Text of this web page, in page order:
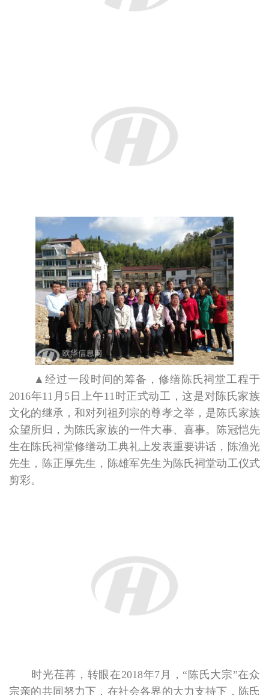
▲经过一段时间的筹备，修缮陈氏祠堂工程于
2016年11月5日上午11时正式动工，这是对陈氏家族
文化的继承，和对列祖列宗的尊孝之举，是陈氏家族
众望所归，为陈氏家族的一件大事、喜事。陈冠恺先
生在陈氏祠堂修缮动工典礼上发表重要讲话，陈渔光
先生，陈正厚先生，陈雄军先生为陈氏祠堂动工仪式
剪彩。
时光荏苒，转眼在2018年7月，“陈氏大宗”在众
宗亲的共同努力下，在社会各界的大力支持下，陈氏